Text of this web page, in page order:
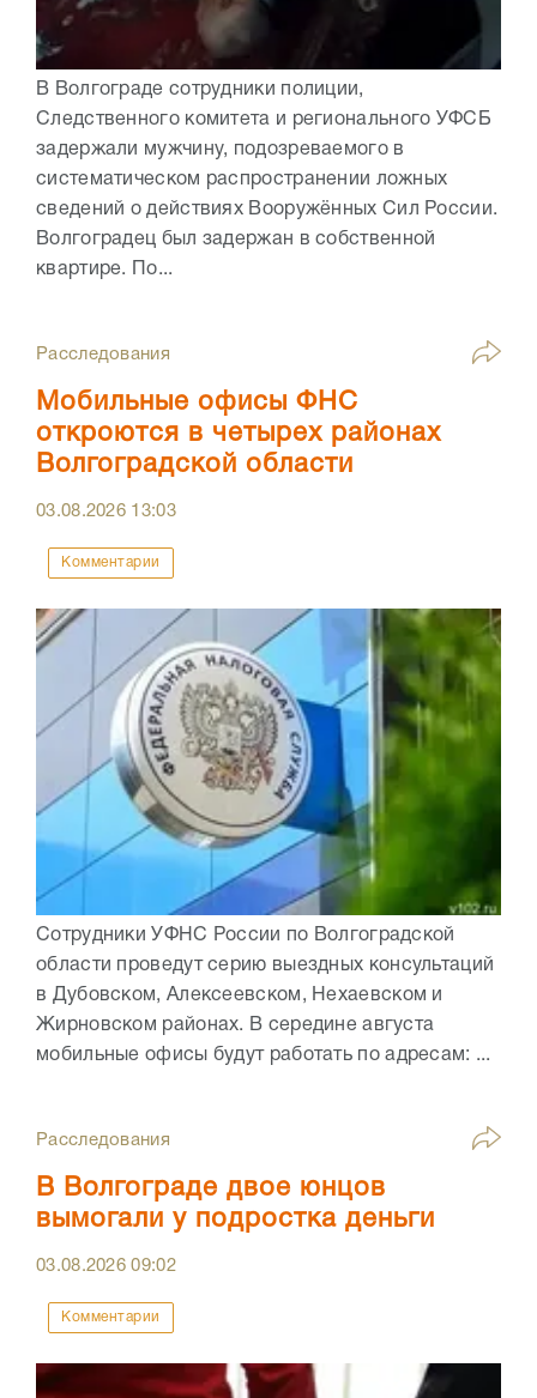
В Волгограде сотрудники полиции,
Следственного комитета и регионального УФСБ
задержали мужчину, подозреваемого в
систематическом распространении ложных
сведений о действиях Вооружённых Сил России.
Волгоградец был задержан в собственной
квартире. По...
Расследования
Мобильные офисы ФНС
откроются в четырех районах
Волгоградской области
03.08.2026 13:03
Комментарии
Сотрудники УФНС России по Волгоградской
области проведут серию выездных консультаций
в Дубовском, Алексеевском, Нехаевском и
Жирновском районах. В середине августа
мобильные офисы будут работать по адресам: ...
Расследования
В Волгограде двое юнцов
вымогали у подростка деньги
03.08.202609:02
Комментарии